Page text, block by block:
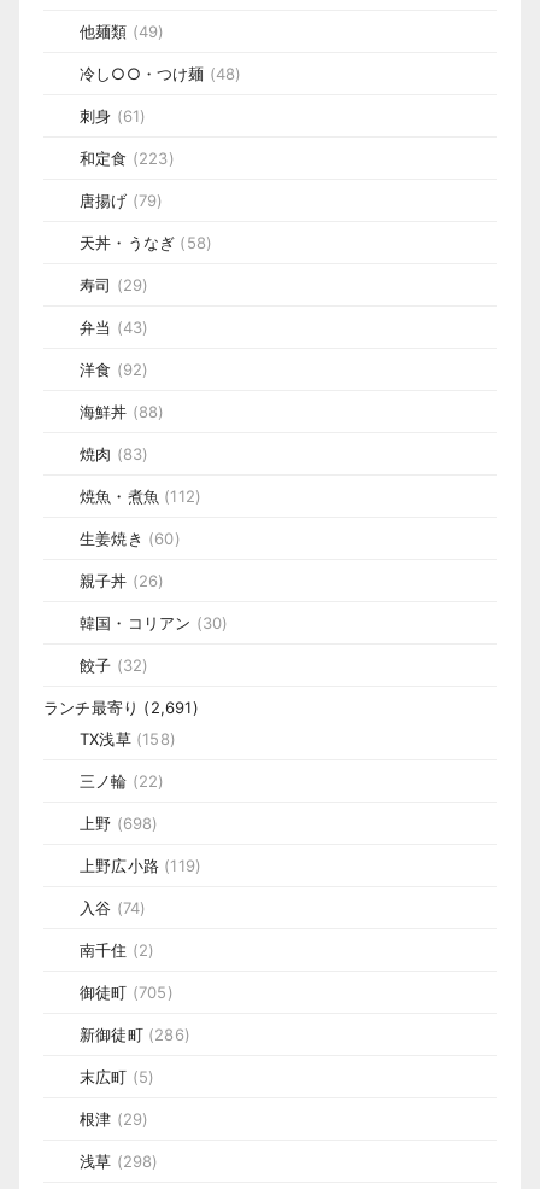
他麺類 (49)
冷し○○・つけ麺 (48)
刺身 (61)
和定食 (223)
唐揚げ (79)
天丼・うなぎ (58)
寿司 (29)
弁当 (43)
洋食 (92)
海鮮丼 (88)
焼肉 (83)
焼魚・煮魚 (112)
生姜焼き (60)
親子丼 (26)
韓国・コリアン (30)
餃子 (32)
ランチ最寄り (2,691)
TX浅草(158)
三ノ輪 (22)
上野 (698)
上野広小路 (119)
入谷 (74)
南千住 (2)
御徒町 (705)
新御徒町(286)
末広町 (5)
根津 (29)
浅草 (298)